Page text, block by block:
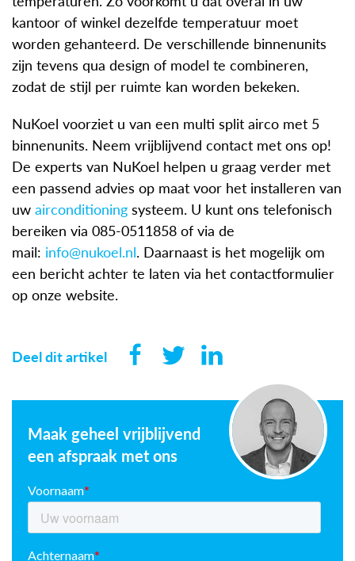
kantoor of winkel dezelfde temperatuur moet
worden gehanteerd. De verschillende binnenunits
zijn tevens qua design of model te combineren,
zodat de stijl per ruimte kan worden bekeken.
NuKoel voorziet u van een multi split airco met 5
binnenunits. Neem vrijblijvend contact met ons op!
De experts van NuKoel helpen u graag verder met
een passend advies op maat voor het installeren van
uw airconditioning systeem. U kunt ons telefonisch
bereiken via 085-0511858 of via de
mail: info@nukoel.nl. Daarnaast is het mogelijk om
een bericht achter te laten via het contactformulier
op onze website.
Deel dit artikel
Maak geheel vrijblijvend
een afspraak met ons